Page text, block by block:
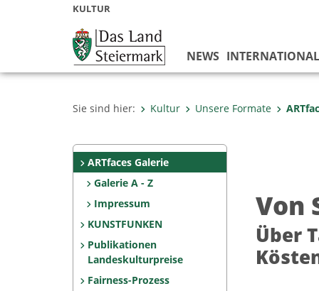
KULTUR
NEWS INTERNATIONAL
Sie sind hier: Kultur Unsere Formate
ARTfaces Galerie
Galerie A - Z
Impressum
KUNSTFUNKEN
Publikationen
Landeskulturpreise
Fairness-Prozess
Von
Über